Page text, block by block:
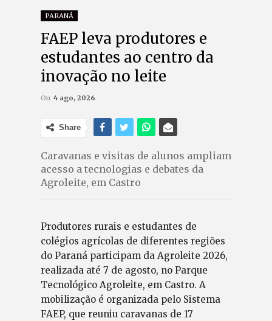
PARANÁ
FAEP leva produtores e
estudantes ao centro da
inovação no leite
On 4 ago, 2026
Share
Caravanas e visitas de alunos ampliam
acesso a tecnologias e debates da
Agroleite, em Castro
Produtores rurais e estudantes de
colégios agrícolas de diferentes regiões
do Paraná participam da Agroleite 2026,
realizada até 7 de agosto, no Parque
Tecnológico Agroleite, em Castro. A
mobilização é organizada pelo Sistema
FAEP, que reuniu caravanas de 17